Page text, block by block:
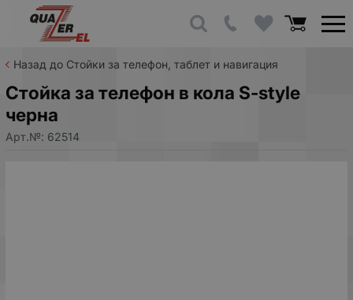
Назад до Стойки за телефон, таблет и навигация
Стойка за телефон в кола S-style
черна
Арт.№: 62514